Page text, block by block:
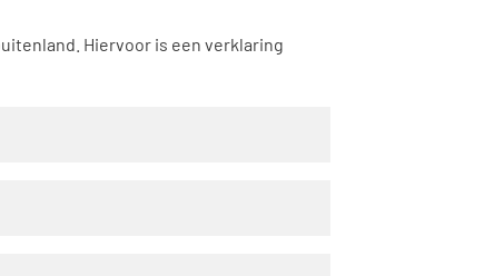
Hiervoor is een verklaring